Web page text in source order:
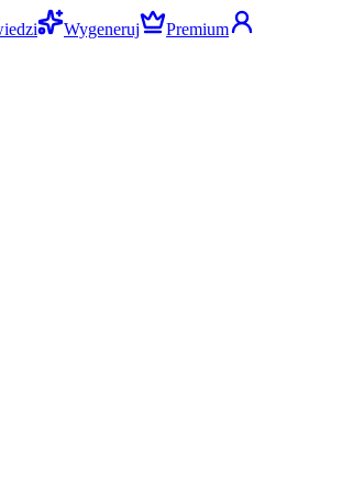
Wygeneruj
Premium